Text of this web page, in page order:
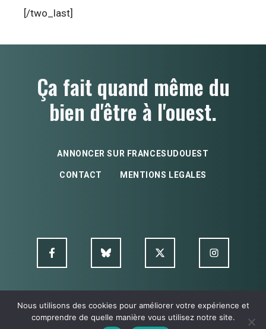
[/two_last]
Ça fait quand même du
bien d'être à l'ouest.
ANNONCER SUR FRANCESUDOUEST
CONTACT MENTIONS LEGALES
© FSO MultimediA - 2026
Nous utilisons des cookies pour améliorer votre expérience et
comprendre de quelle manière vous utilisez notre site.